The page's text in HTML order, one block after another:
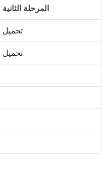
المرحلة الثانية
تحميل
تحميل